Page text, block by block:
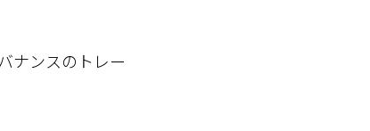
ナンスのトレー